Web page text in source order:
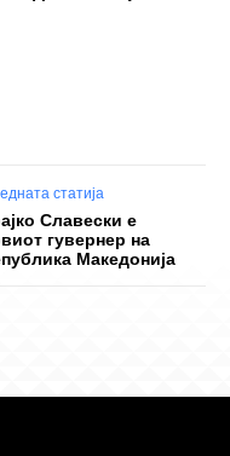
статија
Славески е
гувернер на
Македонија